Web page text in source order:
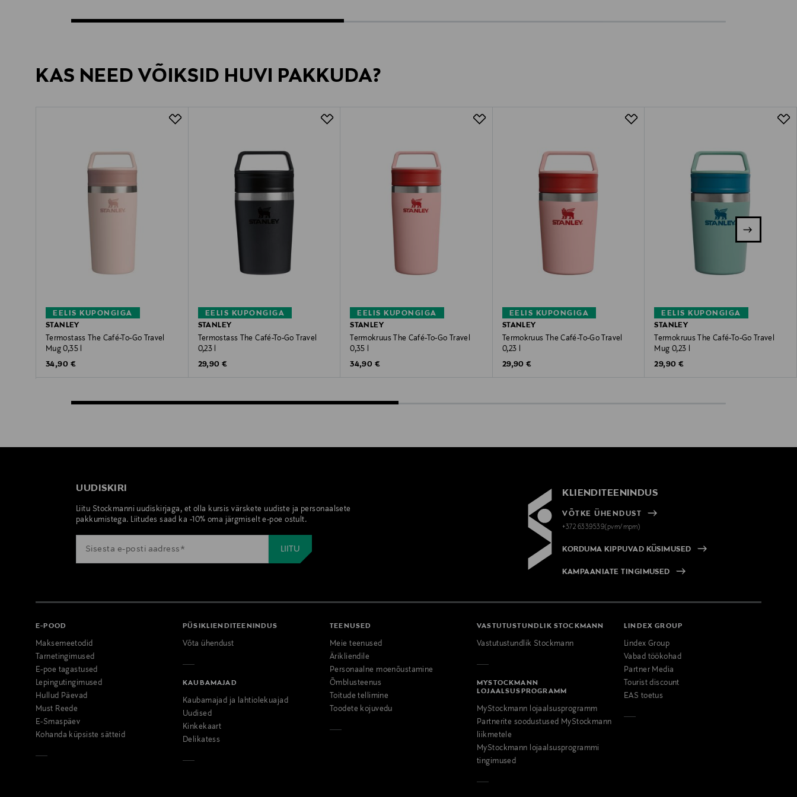
KAS NEED VÕIKSID HUVI PAKKUDA?
EELIS KUPONGIGA
STANLEY
Termostass The Café-To-Go Travel
Mug 0,35 l
Original Price
34,90 €
EELIS KUPONGIGA
STANLEY
Termostass The Café-To-Go Travel
0,23 l
Original Price
29,90 €
EELIS KUPONGIGA
STANLEY
Termokruus The Café-To-Go Travel
0,35 l
Original Price
34,90 €
EELIS KUPONGIGA
STANLEY
Termokruus The Café-To-Go Travel
0,23 l
Original Price
29,90 €
EELIS KUPONGIGA
STANLEY
Termokruus The Café-To-Go Travel
Mug 0,23 l
Original Price
29,90 €
UUDISKIRI
Liitu Stockmanni uudiskirjaga, et olla kursis värskete uudiste ja personaalsete
pakkumistega. Liitudes saad ka -10% oma järgmiselt e-poe ostult.
KLIENDITEENINDUS
VÕTKE ÜHENDUST
+372 6339539(pvm/mpm)
KORDUMA KIPPUVAD KÜSIMUSED
KAMPAANIATE TINGIMUSED
E-POOD
Maksemeetodid
Tarnetingimused
E-poe tagastused
Lepingutingimused
Hullud Päevad
Must Reede
E-Smaspäev
Kohanda küpsiste sätteid
PÜSIKLIENDITEENINDUS
Võta ühendust
KAUBAMAJAD
Kaubamajad ja lahtiolekuajad
Uudised
Kinkekaart
Delikatess
TEENUSED
Meie teenused
Ärikliendile
Personaalne moenõustamine
Õmblusteenus
Toitude tellimine
Toodete kojuvedu
VASTUTUSTUNDLIK STOCKMANN
Vastutustundlik Stockmann
MYSTOCKMANN
LOJAALSUSPROGRAMM
MyStockmann lojaalsusprogramm
Partnerite soodustused MyStockmann
liikmetele
MyStockmann lojaalsusprogrammi
tingimused
LINDEX GROUP
Lindex Group
Vabad töökohad
Partner Media
Tourist discount
EAS toetus